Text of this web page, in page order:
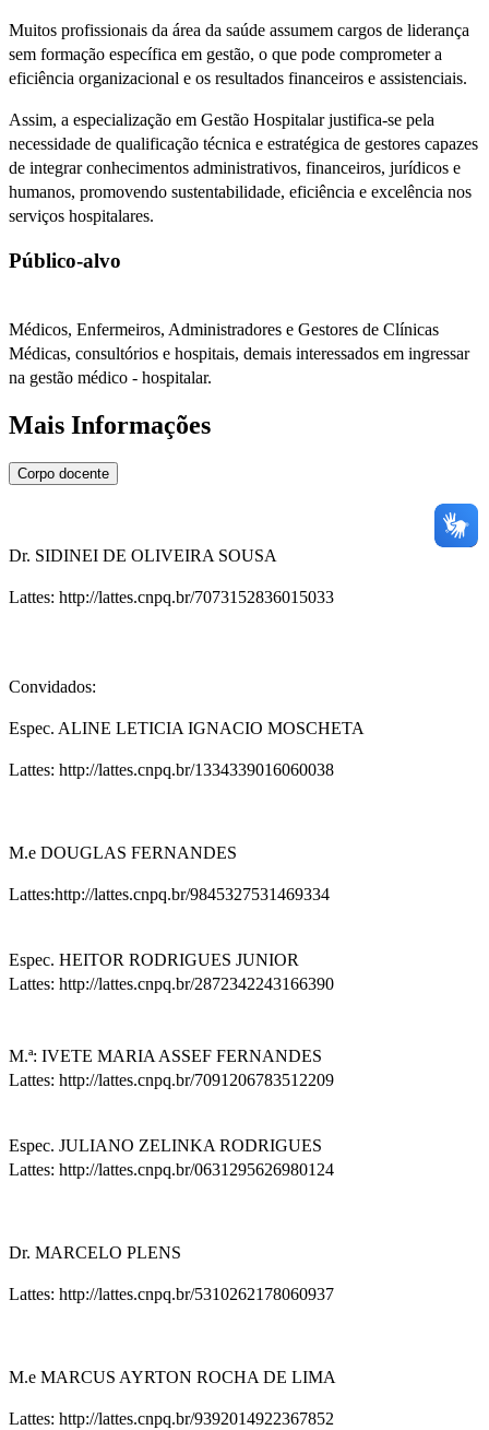
Muitos profissionais da área da saúde assumem cargos de liderança
sem formação específica em gestão, o que pode comprometer a
eficiência organizacional e os resultados financeiros e assistenciais.
Assim, a especialização em Gestão Hospitalar justifica-se pela
necessidade de qualificação técnica e estratégica de gestores capazes
de integrar conhecimentos administrativos, financeiros, jurídicos e
humanos, promovendo sustentabilidade, eficiência e excelência nos
serviços hospitalares.
Público-alvo
Médicos, Enfermeiros, Administradores e Gestores de Clínicas
Médicas, consultórios e hospitais, demais interessados em ingressar
na gestão médico - hospitalar.
Mais Informações
Corpo docente
Dr. SIDINEI DE OLIVEIRA SOUSA
Lattes: http://lattes.cnpq.br/7073152836015033
Convidados:
Espec. ALINE LETICIA IGNACIO MOSCHETA
Lattes: http://lattes.cnpq.br/1334339016060038
M.e DOUGLAS FERNANDES
Lattes:http://lattes.cnpq.br/9845327531469334
Espec. HEITOR RODRIGUES JUNIOR
Lattes: http://lattes.cnpq.br/2872342243166390
M.ª: IVETE MARIA ASSEF FERNANDES
Lattes: http://lattes.cnpq.br/7091206783512209
Espec. JULIANO ZELINKA RODRIGUES
Lattes: http://lattes.cnpq.br/0631295626980124
Dr. MARCELO PLENS
Lattes: http://lattes.cnpq.br/5310262178060937
M.e MARCUS AYRTON ROCHA DE LIMA
Lattes: http://lattes.cnpq.br/9392014922367852